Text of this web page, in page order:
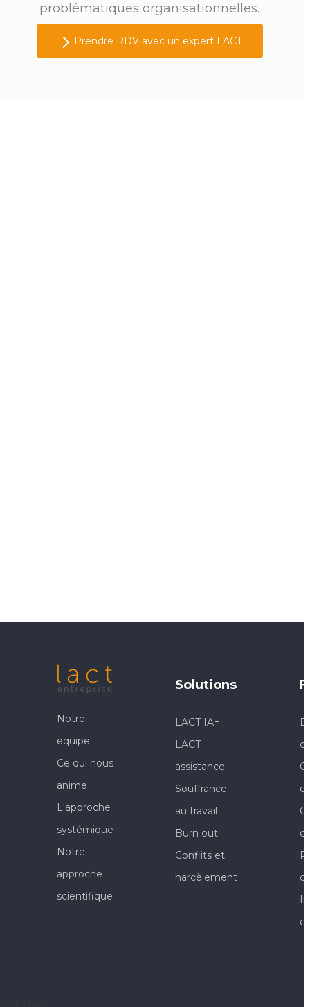
problématiques organisationnelles.
Prendre RDV avec un expert LACT
Notre
équipe
Ce qui nous
anime
L'approche
systémique
Notre
approche
scientifique
Solutions
LACT IA+
LACT
assistance
Souffrance
au travail
Burn out
Conflits et
harcèlement